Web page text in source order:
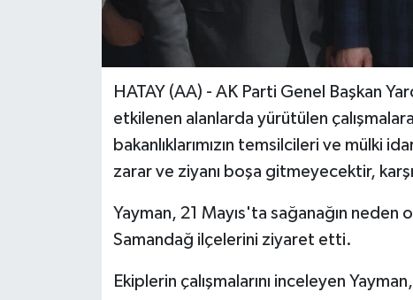
HATAY (AA) - AK Parti Genel Başkan
etkilenen alanlarda yürütülen
bakanlıklarımızın temsilcileri ve mülki
zarar ve ziyanı boşa gitmeyecektir,
Yayman, 21 Mayıs'ta sağanağın
Samandağ ilçelerini ziyaret etti.
Ekiplerin çalışmalarını inceleyen